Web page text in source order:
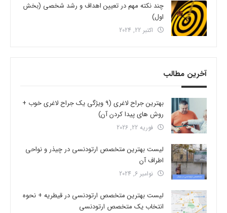
چند نکته مهم در تعیین اهداف و رشد شخصی (بخش
اول)
اکتبر 22, 2024
آخرین مطالب
بهترین جراح لاغری (9 ویژگی یک جراح لاغری خوب +
روش های پیدا کردن آن)
فوریه 22, 2026
لیست بهترین متخصص ارتودنسی در چیذر و نواحی
اطراف آن
نوامبر 6, 2024
لیست بهترین متخصص ارتودنسی در قیطریه + نحوه
انتخاب یک متخصص ارتودنسی